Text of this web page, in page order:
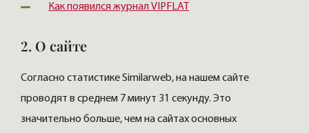
Как появился журнал VIPFLAT
2. О сайте
Согласно статистике Similarweb, на нашем сайте
проводят в среднем 7 минут 31 секунду. Это
значительно больше, чем на сайтах основных